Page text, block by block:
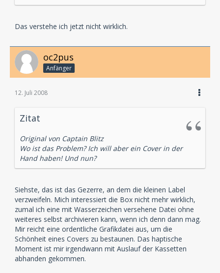
Das verstehe ich jetzt nicht wirklich.
oc2pus
Anfänger
12. Juli 2008
Zitat
Original von Captain Blitz
Wo ist das Problem? Ich will aber ein Cover in der
Hand haben! Und nun?
Siehste, das ist das Gezerre, an dem die kleinen Label
verzweifeln. Mich interessiert die Box nicht mehr wirklich,
zumal ich eine mit Wasserzeichen versehene Datei ohne
weiteres selbst archivieren kann, wenn ich denn dann mag.
Mir reicht eine ordentliche Grafikdatei aus, um die
Schönheit eines Covers zu bestaunen. Das haptische
Moment ist mir irgendwann mit Auslauf der Kassetten
abhanden gekommen.